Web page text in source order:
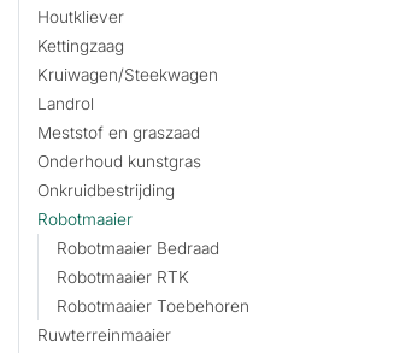
Houtkliever
Kettingzaag
Kruiwagen/Steekwagen
Landrol
Meststof en graszaad
Onderhoud kunstgras
Onkruidbestrijding
Robotmaaier
Robotmaaier Bedraad
Robotmaaier RTK
Robotmaaier Toebehoren
Ruwterreinmaaier